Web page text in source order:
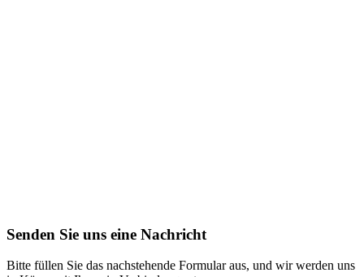
Senden Sie uns eine Nachricht
Bitte füllen Sie das nachstehende Formular aus, und wir werden uns